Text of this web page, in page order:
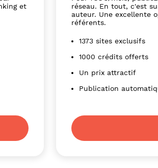
et
réseau. En tout, c'est
auteur. Une excellente
référents.
1373 sites exclusifs
1000 crédits offerts
Un prix attractif
Publication